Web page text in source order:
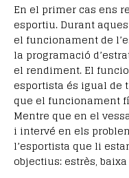
En el primer cas ens
esportiu. Durant
el funcionament de
la programació
el rendiment. El
esportista és igual
que el funcionament
Mentre que en el
i intervé en els
l’esportista que li
objectius: estrès,